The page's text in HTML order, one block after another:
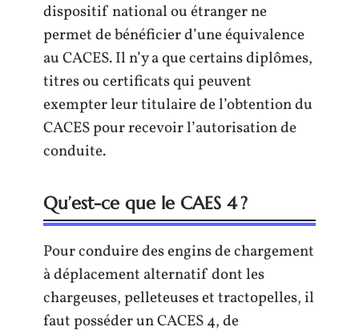
dispositif national ou étranger ne
permet de bénéficier d’une équivalence
au CACES. Il n’y a que certains diplômes,
titres ou certificats qui peuvent
exempter leur titulaire de l’obtention du
CACES pour recevoir l’autorisation de
conduite.
Qu’est-ce que le CAES 4 ?
Pour conduire des engins de chargement
à déplacement alternatif dont les
chargeuses, pelleteuses et tractopelles, il
faut posséder un CACES 4, de